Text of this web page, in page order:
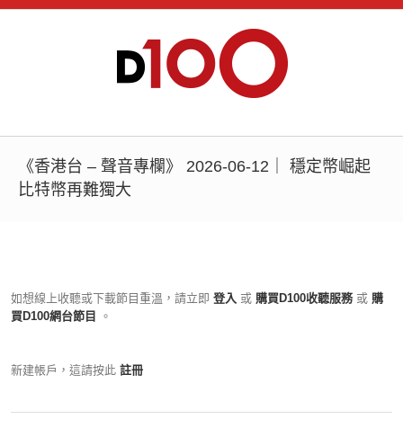
《香港台 – 聲音專欄》 2026-06-12｜ 穩定幣崛起
比特幣再難獨大
如想線上收聽或下載節目重溫，請立即 登入 或 購買D100收聽服務 或 購
買D100網台節目
。
新建帳戶，這請按此 註冊